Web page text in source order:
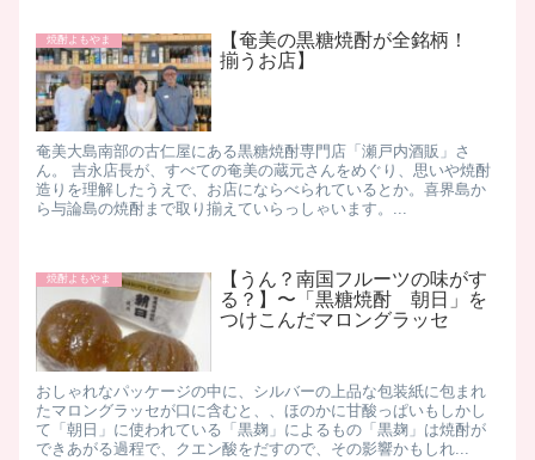
焼酎よもやま
【奄美の黒糖焼酎が全銘柄！
揃うお店】
奄美大島南部の古仁屋にある黒糖焼酎専門店「瀬戸内酒販」さ
ん。 吉永店長が、すべての奄美の蔵元さんをめぐり、思いや焼酎
造りを理解したうえで、お店にならべられているとか。喜界島か
ら与論島の焼酎まで取り揃えていらっしゃいます。 ​ ...
焼酎よもやま
【うん？南国フルーツの味がす
る？】​〜「黒糖焼酎 朝日」を
つけこんだマロングラッセ
おしゃれなパッケージの中に、シルバーの上品な包装紙に包まれ
たマロングラッセが口に含むと、、ほのかに甘酸っぱい ​もしかし
て「朝日」に使われている「黒麹」によるもの「黒麹」は焼酎が
できあがる過程で、クエン酸をだすので、その影響かもしれ...